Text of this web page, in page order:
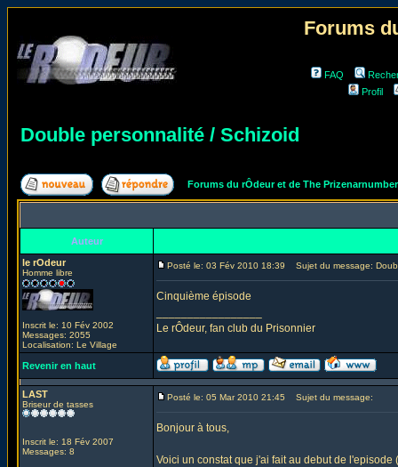
Forums
FAQ
Profil
Double personnalité / Schizoid
Forums du rÔdeur et de The
Auteur
le rOdeur
Homme libre
Inscrit le: 10 Fév 2002
Messages: 2055
Localisation: Le Village
Posté le: 03 Fév 2010 18:39 Sujet du message:
Cinquième épisode
Le rÔdeur, fan club du Prisonnier
Revenir en haut
LAST
Briseur de tasses
Inscrit le: 18 Fév 2007
Messages: 8
Posté le: 05 Mar 2010 21:45 Sujet du message:
Bonjour à tous,
Voici un constat que j'ai fait au debut de